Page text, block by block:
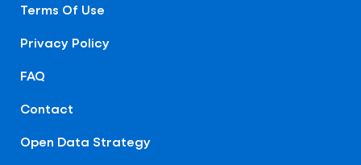
Terms Of Use
Privacy Policy
FAQ
Contact
Open Data Strategy